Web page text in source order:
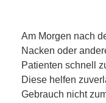
Am Morgen nach
Nacken oder
Patienten schnell
Diese helfen
Gebrauch nicht